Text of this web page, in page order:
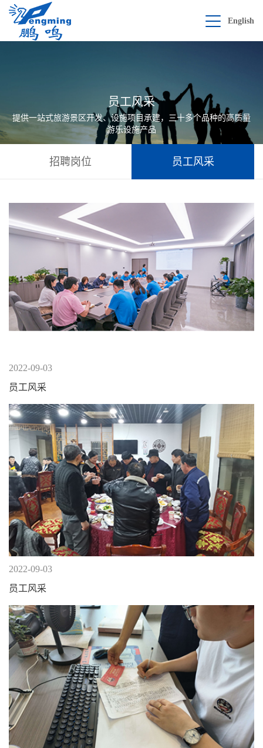
English
员工风采
提供一站式旅游景区开发、设施项目承建，三十多个品种的高质量
游乐设施产品
招聘岗位 员工风采
2022-09-03
员工风采
2022-09-03
员工风采